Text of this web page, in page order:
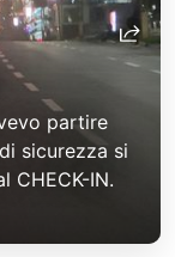
partire
sicurezza si
CHECK-IN.